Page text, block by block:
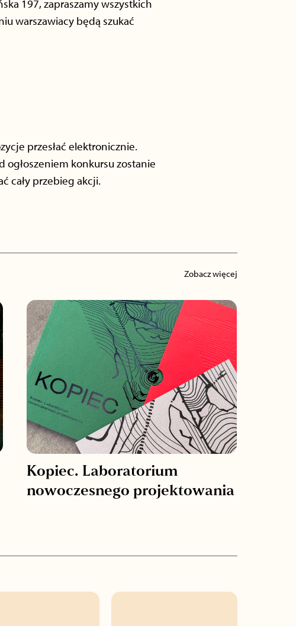
197, zapraszamy wszystkich
warszawiacy będą szukać
przesłać elektronicznie.
ogłoszeniem konkursu zostanie
cały przebieg akcji.
Zobacz więcej
Kopiec. Laboratorium
nowoczesnego projektowania